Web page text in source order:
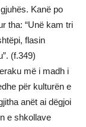
Kanë po
tha: “Unë kam tri
flasin
(f.349)
më i madh i
për kulturën e
anët ai dëgjoi
e shkollave